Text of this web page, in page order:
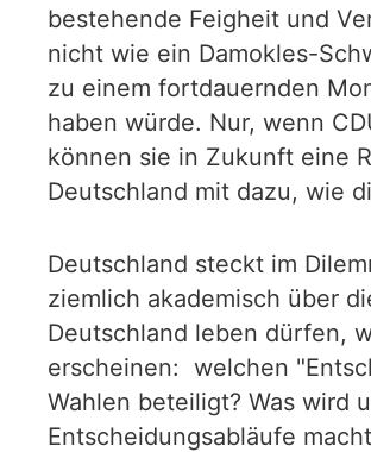
bestehende Feigheit und
nicht wie ein Damokles-
zu einem fortdauernden
haben würde. Nur, wenn
können sie in Zukunft eine
Deutschland mit dazu, wie
Deutschland steckt im
ziemlich akademisch über
Deutschland leben dürfen,
erscheinen: welchen
Wahlen beteiligt? Was wird
Entscheidungsabläufe